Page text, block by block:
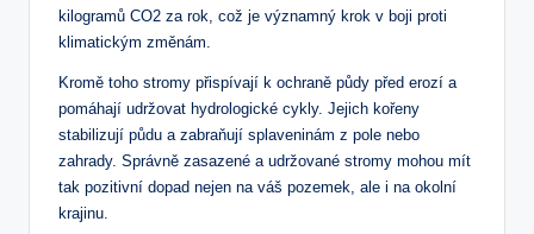
kilogramů CO2 za rok, což je významný krok v boji proti
klimatickým změnám.
Kromě toho stromy přispívají k ochraně půdy před erozí a
pomáhají udržovat hydrologické cykly. Jejich kořeny
stabilizují půdu a zabraňují splaveninám z pole nebo
zahrady. Správně zasazené a udržované stromy mohou mít
tak pozitivní dopad nejen na váš pozemek, ale i na okolní
krajinu.